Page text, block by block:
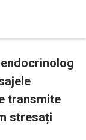
transmite
stresați